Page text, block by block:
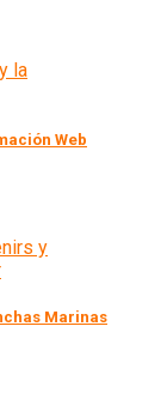
Web
Marinas